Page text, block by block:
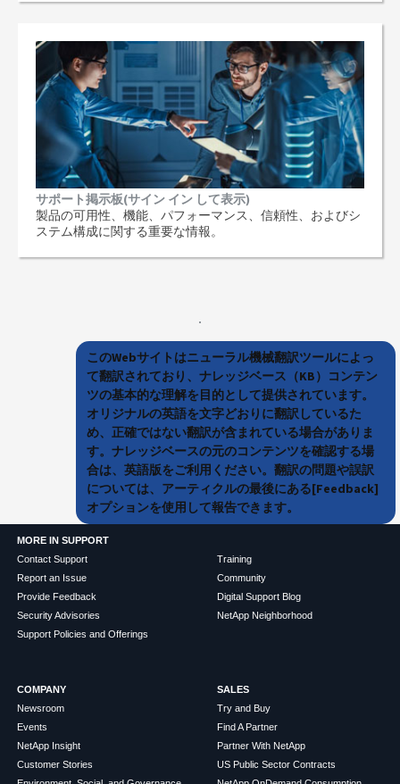
サポート掲示板(サイン イン して表示)
製品の可用性、機能、パフォーマンス、信頼性、およびシ
ステム構成に関する重要な情報。
このWebサイトはニューラル機械翻訳ツールによっ
て翻訳されており、ナレッジベース（KB）コンテン
ツの基本的な理解を目的として提供されています。
オリジナルの英語を文字どおりに翻訳しているた
め、正確ではない翻訳が含まれている場合がありま
す。ナレッジベースの元のコンテンツを確認する場
合は、英語版をご利用ください。翻訳の問題や誤訳
については、アーティクルの最後にある[Feedback]
オプションを使用して報告できます。
MORE IN SUPPORT
Contact Support
Report an Issue
Provide Feedback
Security Advisories
Support Policies and Offerings
Training
Community
Digital Support Blog
NetApp Neighborhood
COMPANY
Newsroom
Events
NetApp Insight
Customer Stories
SALES
Try and Buy
Find A Partner
Partner With NetApp
US Public Sector Contracts